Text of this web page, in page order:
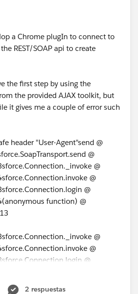
a Chrome plugIn to connect to
REST/SOAP api to create
the first step by using the
the provided AJAX toolkit, but
it gives me a couple of error such
header "User-Agent"send @
@
@
@
@
function) @
@
@
@
function) @
2 respuestas